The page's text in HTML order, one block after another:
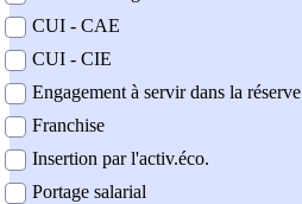
CUI - CAE
CUI - CIE
Engagement à servir dans la réserve
Franchise
Insertion par l'activ.éco.
Portage salarial